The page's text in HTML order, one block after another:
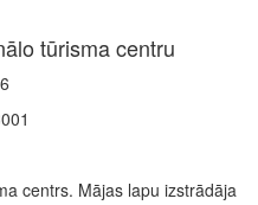
tūrisma centru
centrs. Mājas lapu izstrādāja